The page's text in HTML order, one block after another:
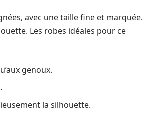
avec une taille fine et marquée.
Les robes idéales pour ce
genoux.
la silhouette.